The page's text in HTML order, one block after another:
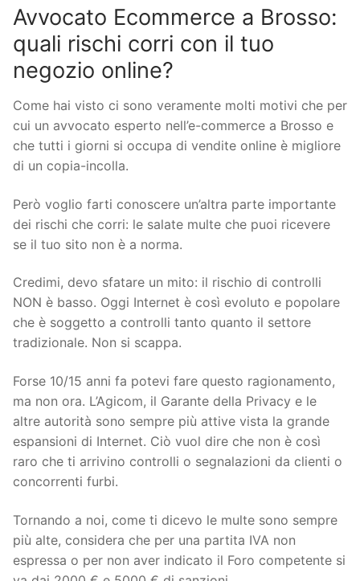
Avvocato Ecommerce a Brosso:
quali rischi corri con il tuo
negozio online?
Come hai visto ci sono veramente molti motivi che per
cui un avvocato esperto nell’e-commerce a Brosso e
che tutti i giorni si occupa di vendite online è migliore
di un copia-incolla.
Però voglio farti conoscere un’altra parte importante
dei rischi che corri: le salate multe che puoi ricevere
se il tuo sito non è a norma.
Credimi, devo sfatare un mito: il rischio di controlli
NON è basso. Oggi Internet è così evoluto e popolare
che è soggetto a controlli tanto quanto il settore
tradizionale. Non si scappa.
Forse 10/15 anni fa potevi fare questo ragionamento,
ma non ora. L’Agicom, il Garante della Privacy e le
altre autorità sono sempre più attive vista la grande
espansioni di Internet. Ciò vuol dire che non è così
raro che ti arrivino controlli o segnalazioni da clienti o
concorrenti furbi.
Tornando a noi, come ti dicevo le multe sono sempre
più alte, considera che per una partita IVA non
espressa o per non aver indicato il Foro competente si